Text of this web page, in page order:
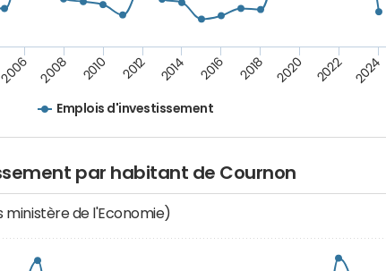
Emplois d'investissement
2006 2008 2010 2012 2014 2016 2018 2020 2022 2024
par habitant de Cournon
ministère de l'Economie)